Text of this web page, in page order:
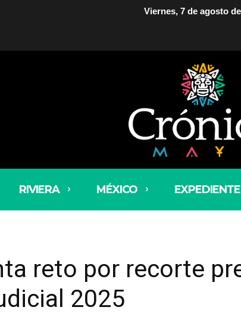
Viernes, 7 de agosto
RIVIERA MÉXICO
reto por recorte
2025